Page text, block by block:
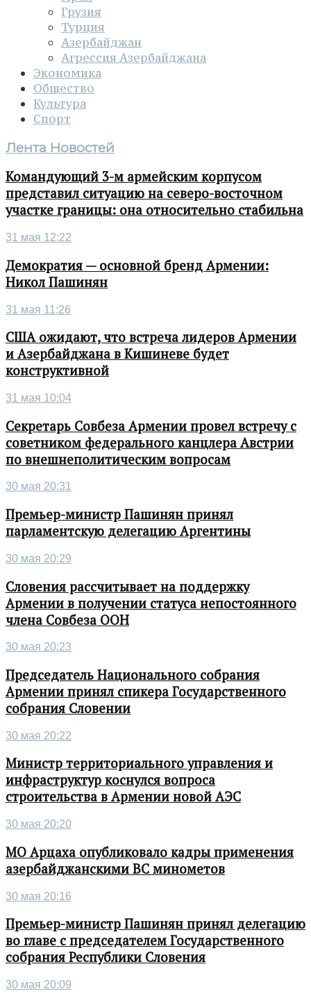
Грузия
Турция
Азербайджан
Агрессия Азербайджана
Экономика
Общество
Культура
Спорт
Лента Новостей
Командующий 3-м армейским корпусом
представил ситуацию на северо-восточном
участке границы: она относительно стабильна
31 мая 12:22
Демократия — основной бренд Армении:
Никол Пашинян
31 мая 11:26
США ожидают, что встреча лидеров Армении
и Азербайджана в Кишиневе будет
конструктивной
31 мая 10:04
Секретарь Совбеза Армении провел встречу с
советником федерального канцлера Австрии
по внешнеполитическим вопросам
30 мая 20:31
Премьер-министр Пашинян принял
парламентскую делегацию Аргентины
30 мая 20:29
Словения рассчитывает на поддержку
Армении в получении статуса непостоянного
члена Совбеза ООН
30 мая 20:23
Председатель Национального собрания
Армении принял спикера Государственного
собрания Словении
30 мая 20:22
Министр территориального управления и
инфраструктур коснулся вопроса
строительства в Армении новой АЭС
30 мая 20:20
МО Арцаха опубликовало кадры применения
азербайджанскими ВС минометов
30 мая 20:16
Премьер-министр Пашинян принял делегацию
во главе с председателем Государственного
собрания Республики Словения
30 мая 20:09